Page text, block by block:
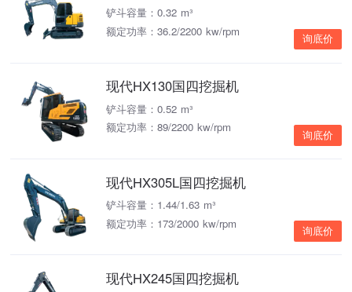
铲斗容量：0.32 m³
额定功率：36.2/2200 kw/rpm
询底价
现代HX130国四挖掘机
铲斗容量：0.52 m³
额定功率：89/2200 kw/rpm
询底价
现代HX305L国四挖掘机
铲斗容量：1.44/1.63 m³
额定功率：173/2000 kw/rpm
询底价
现代HX245国四挖掘机